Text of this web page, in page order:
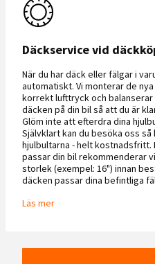
Däckservice vid
När du har däck eller fälgar i
automatiskt. Vi monterar de
korrekt lufttryck och balanserar
däcken på din bil så att du är
Glöm inte att efterdra dina
Självklart kan du besöka oss
hjulbultarna - helt
passar din bil rekommenderar
storlek (exempel: 16") innan
däcken passar dina befintliga
Läs mer